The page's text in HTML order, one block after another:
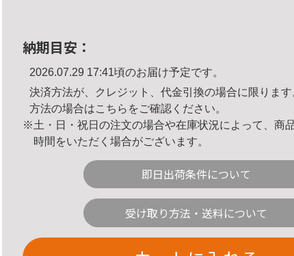
納期目安：
2026.07.29 17:41頃のお届け予定です。
決済方法が、クレジット、代金引換の場合に限りま
方法の場合はこちら をご確認ください。
※土・日・祝日の注文の場合や在庫状況によって、商
時間をいただく場合がございます。
即日出荷条件について
受け取り方法・送料について